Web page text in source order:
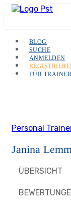
BLOG
SUCHE
ANMELDEN
FÜR TRAINER
Personal
Janina
ÜBERSICHT